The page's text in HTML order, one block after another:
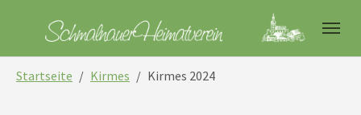
Startseite Kirmes Kirmes 2024